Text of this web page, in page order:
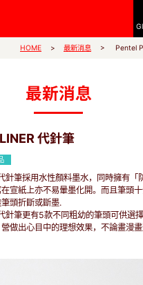
HOME 最新消息 Pentel
最新消息
代針筆
針筆採用水性顏料墨水，同時擁有「
宣紙上亦不易暈墨化開。而且筆頭
頭折斷或斷墨.
針筆更有5款不同粗幼的筆頭可供選
做出心目中的理想效果，不論畫漫